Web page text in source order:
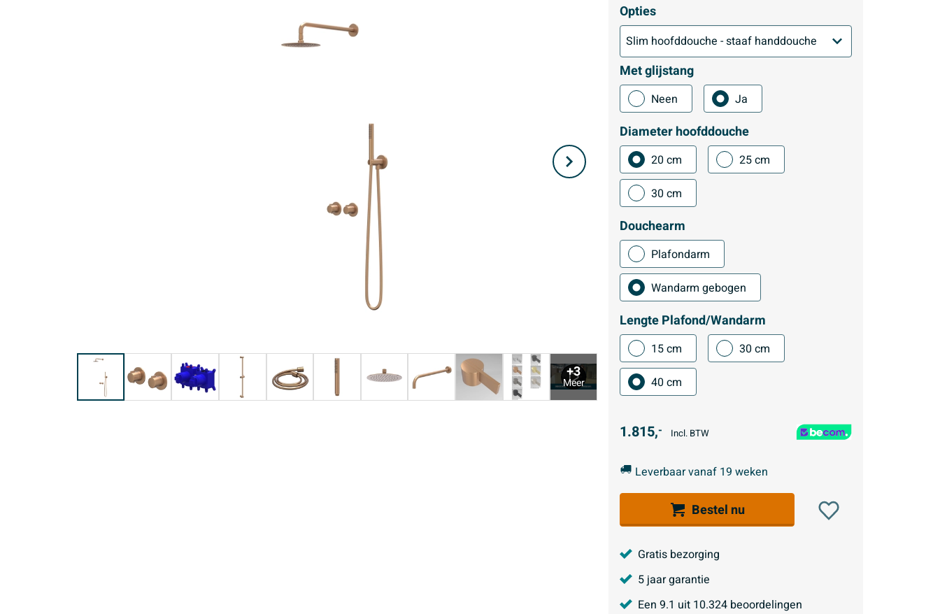
+3
Meer
Opties
Met glijstang
Neen Ja
Diameter hoofddouche
20 cm
25 cm
30 cm
Douchearm
Plafondarm
Wandarm gebogen
Lengte Plafond/Wandarm
15 cm
30 cm
40 cm
1.815,- Incl. BTW
Leverbaar vanaf 19 weken
Bestel nu
Gratis bezorging
5 jaar garantie
Een 9.1 uit 10.324 beoordelingen